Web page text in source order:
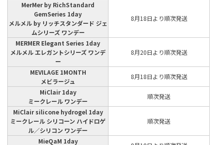
MerMer by RichStandard
GemSeries 1day
メルメル by リッチスタンダード ジェ
ムシリーズ ワンデー
8月18日より順次発送
MERMER Elegant Series 1day
メルメル エレガントシリーズ ワンデ
ー
8月20日より順次発送
MEVILAGE 1MONTH
メビラージュ
8月18日より順次発送
MiClair 1day
ミークレール ワンデー
順次発送
MiClair silicone hydrogel 1day
ミークレール シリコーン ハイドロゲ
ル／シリコン ワンデー
順次発送
MieQaM 1day